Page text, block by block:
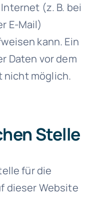
(z. B. bei
E-Mail)
kann. Ein
Daten vor dem
nicht möglich.
Stelle
für die
dieser Website